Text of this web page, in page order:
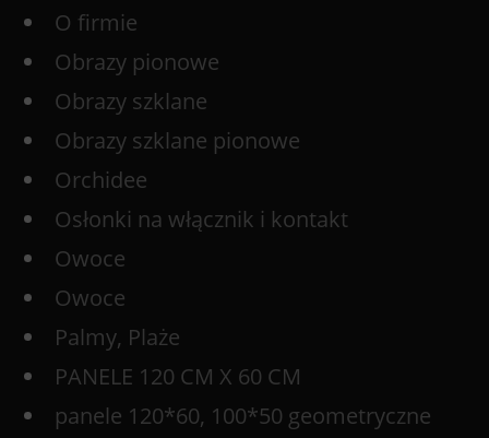
O firmie
Obrazy pionowe
Obrazy szklane
Obrazy szklane pionowe
Orchidee
Osłonki na włącznik i kontakt
Owoce
Owoce
Palmy, Plaże
PANELE 120 CM X 60 CM
panele 120*60, 100*50 geometryczne